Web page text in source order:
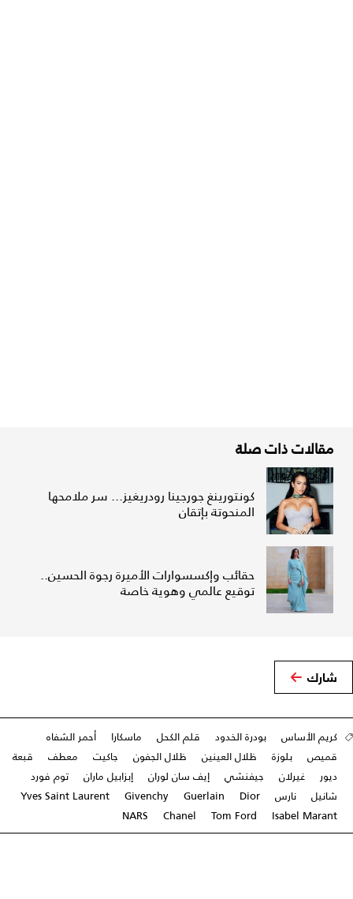
مقالات ذات صلة
كونتورينغ جورجينا رودريغيز... سر ملامحها
المنحوتة بإتقان
حقائب وإكسسوارات الأميرة رجوة الحسين..
توقيع عالمي وهوية خاصة
شارك
كريم الأساس بودرة الخدود قلم الكحل ماسكارا
أحمر الشفاه
قميص
بلوزة ظلال العينين ظلال الجفون جاكيت معطف
قبعة
ديور
غيرلان جيفنشي إيف سان لوران إبزابيل ماران
توم فورد
شانيل
نارس Dior
Guerlain
Givenchy
Yves Saint Laurent
Isabel Marant
Tom Ford
Chanel
NARS